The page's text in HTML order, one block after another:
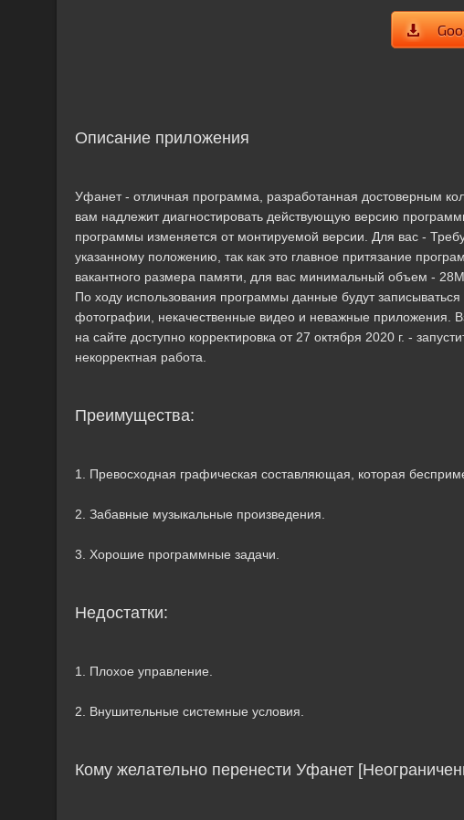
Описание приложения
Уфанет - отличная программа, разработанная достоверным
вам надлежит диагностировать действующую версию
программы изменяется от монтируемой версии. Для вас -
указанному положению, так как это главное притязание
вакантного размера памяти, для вас минимальный объем -
По ходу использования программы данные будут
фотографии, некачественные видео и неважные приложения.
на сайте доступно корректировка от 27 октября 2020 г. -
некорректная работа.
Преимущества:
1. Превосходная графическая составляющая, которая
2. Забавные музыкальные произведения.
3. Хорошие программные задачи.
Недостатки:
1. Плохое управление.
2. Внушительные системные условия.
Кому желательно перенести Уфанет